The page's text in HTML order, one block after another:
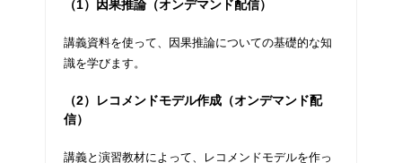
（1）因果推論（オンデマンド配信）
講義資料を使って、因果推論についての基礎的な知
識を学びます。
（2）レコメンドモデル作成（オンデマンド配
信）
講義と演習教材によって、レコメンドモデルを作っ